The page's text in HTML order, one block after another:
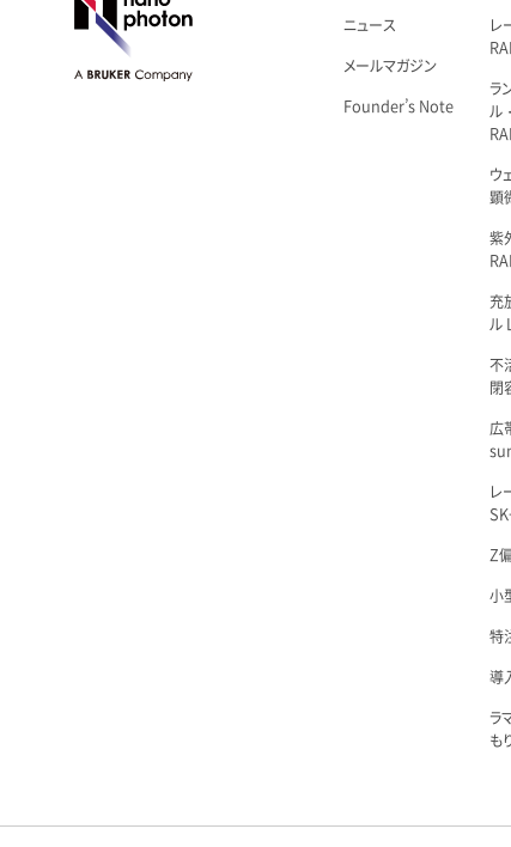
ニュース
メールマガジン
Founder’s Note
レ
ラ
ル
ウ
顕
紫
充
ル
不
閉
広
レ
Z
小
特
導
ラ
も